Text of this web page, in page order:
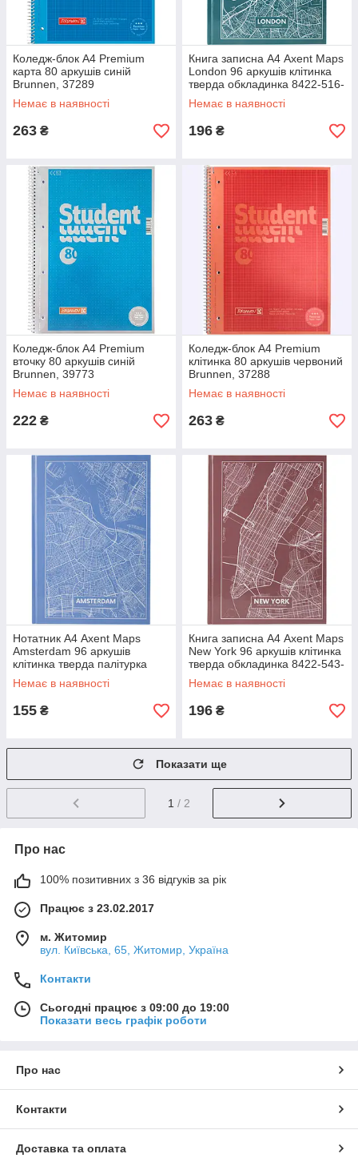
Коледж-блок А4 Premium
карта 80 аркушів синій
Brunnen, 37289
Немає в наявності
263 ₴
Книга записна А4 Axent Maps
London 96 аркушів клітинка
тверда обкладинка 8422-516-
A, 43051
Немає в наявності
196 ₴
Коледж-блок А4 Premium
вточку 80 аркушів синій
Brunnen, 39773
Немає в наявності
222 ₴
Коледж-блок А4 Premium
клітинка 80 аркушів червоний
Brunnen, 37288
Немає в наявності
263 ₴
Нотатник А4 Axent Maps
Amsterdam 96 аркушів
клітинка тверда палітурка
8422-507-А, 43052
Немає в наявності
155 ₴
Книга записна А4 Axent Maps
New York 96 аркушів клітинка
тверда обкладинка 8422-543-
A, 43050
Немає в наявності
196 ₴
Показати ще
1 / 2
Про нас
100% позитивних з 36 відгуків за рік
Працює з 23.02.2017
м. Житомир
вул. Київська, 65, Житомир, Україна
Контакти
Сьогодні працює з 09:00 до 19:00
Показати весь графік роботи
Про нас
Контакти
Доставка та оплата